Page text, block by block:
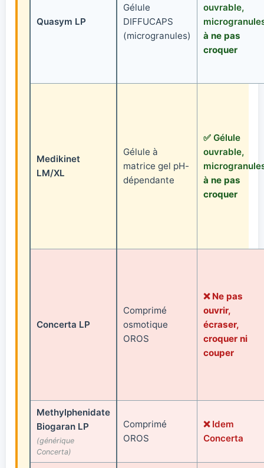
Quasym LP
Gélule
DIFFUCAPS
(microgranules)
ouvrable,
à ne pas
croquer
Medikinet
LM/XL
Gélule à
matrice gel pH-
dépendante
✅ Gélule
ouvrable,
à ne pas
croquer
Concerta LP
Comprimé
osmotique
OROS
❌ Ne pas
ouvrir,
écraser,
croquer ni
couper
Methylphenidate
Biogaran LP
(générique
Concerta)
Comprimé
OROS
❌ Idem
Concerta